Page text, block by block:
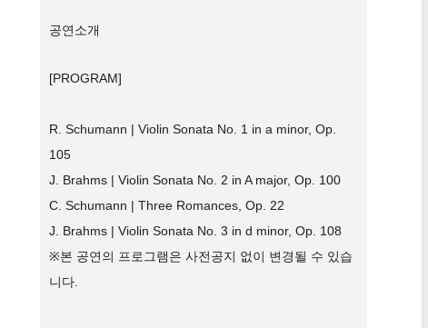
공연소개
[PROGRAM]
R. Schumann | Violin Sonata No. 1 in a minor, Op.
105
J. Brahms | Violin Sonata No. 2 in A major, Op. 100
C. Schumann | Three Romances, Op. 22
J. Brahms | Violin Sonata No. 3 in d minor, Op. 108
※본 공연의 프로그램은 사전공지 없이 변경될 수 있습
니다.​